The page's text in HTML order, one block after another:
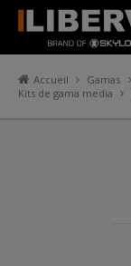
Accueil Gamas
Kits de gama media